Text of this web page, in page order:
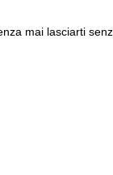
mai lasciarti